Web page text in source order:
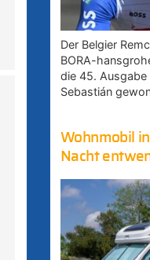
Der Belgier
BORA-
die 45. Ausgabe
Sebastián
Wohnmobil
Nacht